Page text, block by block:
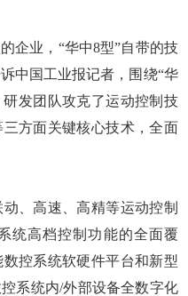
业，“华中8型”自带的技
中国工业报记者，围绕“华
发团队攻克了运动控制技
方面关键核心技术，全面
、高速、高精等运动控制
统高档控制功能的全面覆
控系统软硬件平台和新型
系统内/外部设备全数字化